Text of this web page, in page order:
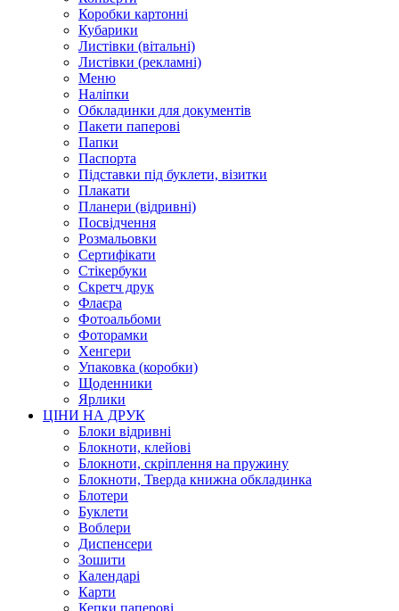
Коробки картонні
Кубарики
Листівки (вітальні)
Листівки (рекламні)
Меню
Наліпки
Обкладинки для документів
Пакети паперові
Папки
Паспорта
Підставки під буклети, візитки
Плакати
Планери (відривні)
Посвідчення
Розмальовки
Сертифікати
Стікербуки
Скретч друк
Флаєра
Фотоальбоми
Фоторамки
Хенгери
Упаковка (коробки)
Щоденники
Ярлики
ЦІНИ НА ДРУК
Блоки відривні
Блокноти, клейові
Блокноти, скріплення на пружину
Блокноти, Тверда книжна обкладинка
Блотери
Буклети
Воблери
Диспенсери
Зошити
Календарі
Карти
Кепки паперові